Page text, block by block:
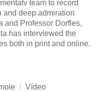
team to record
and deep admiration
and Professor Dorfles,
has interviewed the
both in print and online.
author/pierluigi-
Formato
Vídeo